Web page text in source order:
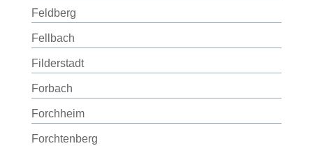
Feldberg
Fellbach
Filderstadt
Forbach
Forchheim
Forchtenberg